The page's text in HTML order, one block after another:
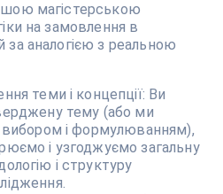
магістерською
на замовлення в
за аналогією з реальною
теми і концепції: Ви
тему (або ми
вибором і формулюванням),
і узгоджуємо загальну
і структуру